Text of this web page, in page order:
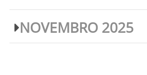
NOVEMBRO 2025